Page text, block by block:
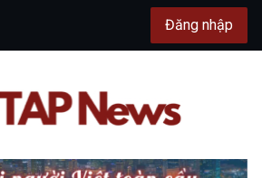
Đăng nhập